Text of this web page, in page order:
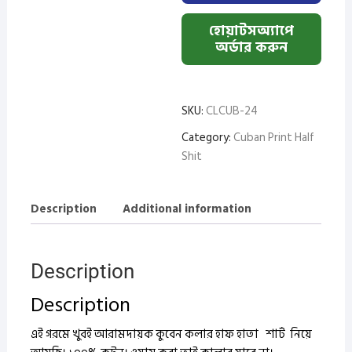
হোয়াটসঅ্যাপে
অর্ডার করুন
SKU: CLCUB-24
Category: Cuban Print Half
Shit
Description Additional information
Description
Description
এই গরমে খুবই আরামদায়ক কুবেন কলার হাফ হাতা শার্ট নিয়ে